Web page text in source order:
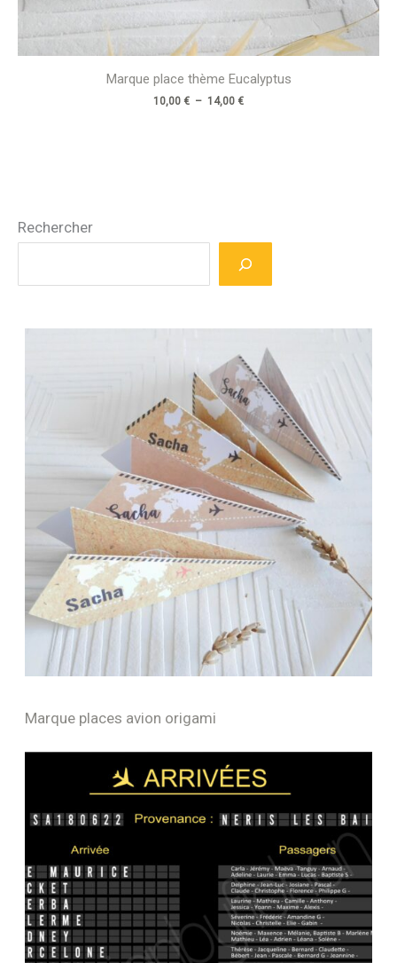
Marque place thème Eucalyptus
10,00 € – 14,00 €
Rechercher
Marque places avion origami